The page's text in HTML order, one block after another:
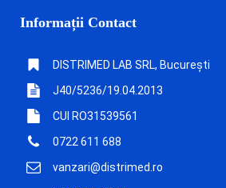
Informații Contact
DISTRIMED LAB SRL, București
J40/5236/19.04.2013
CUI RO31539561
0722 611 688
vanzari@distrimed.ro